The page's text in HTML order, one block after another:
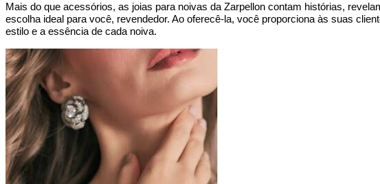
Mais do que acessórios, as joias para noivas da Zarpellon contam histórias,
escolha ideal para você, revendedor. Ao oferecê-la, você proporciona às suas
estilo e a essência de cada noiva.